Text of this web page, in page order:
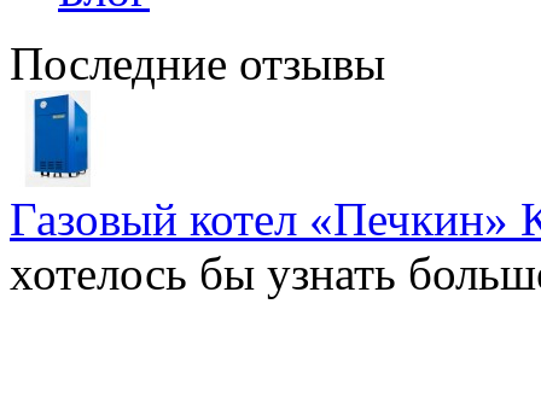
Последние отзывы
Газовый котел
хотелось бы узнать